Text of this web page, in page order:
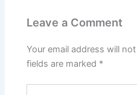
Leave a Comment
Your email address will
fields are marked *